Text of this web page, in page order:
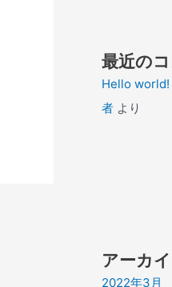
最近の
Hello world!
者 より
アーカ
2022年3月